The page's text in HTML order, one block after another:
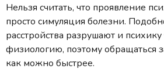
Нельзя считать, что проявление
просто симуляция болезни.
расстройства разрушают и психику
физиологию, поэтому
как можно быстрее.